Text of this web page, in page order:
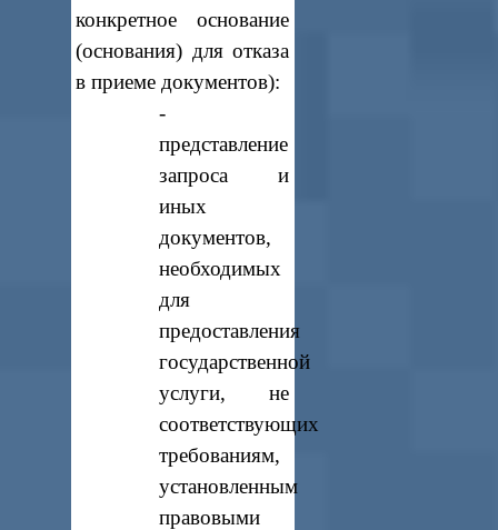
конкретное основание
(основания) для отказа
в приеме документов):
-
представление
запроса и
иных
документов,
необходимых
для
предоставления
государственной
услуги, не
соответствующих
требованиям,
установленным
правовыми